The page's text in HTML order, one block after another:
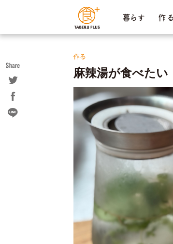
暮らす 作 る
作る
麻辣湯が食べたい